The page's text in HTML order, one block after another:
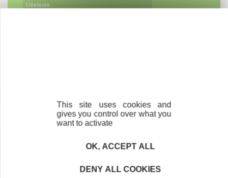
Créateurs
Nous les avons accompagnés dans leur
This site uses cookies and
gives you control over what you
want to activate
OK, ACCEPT ALL
DENY ALL COOKIES